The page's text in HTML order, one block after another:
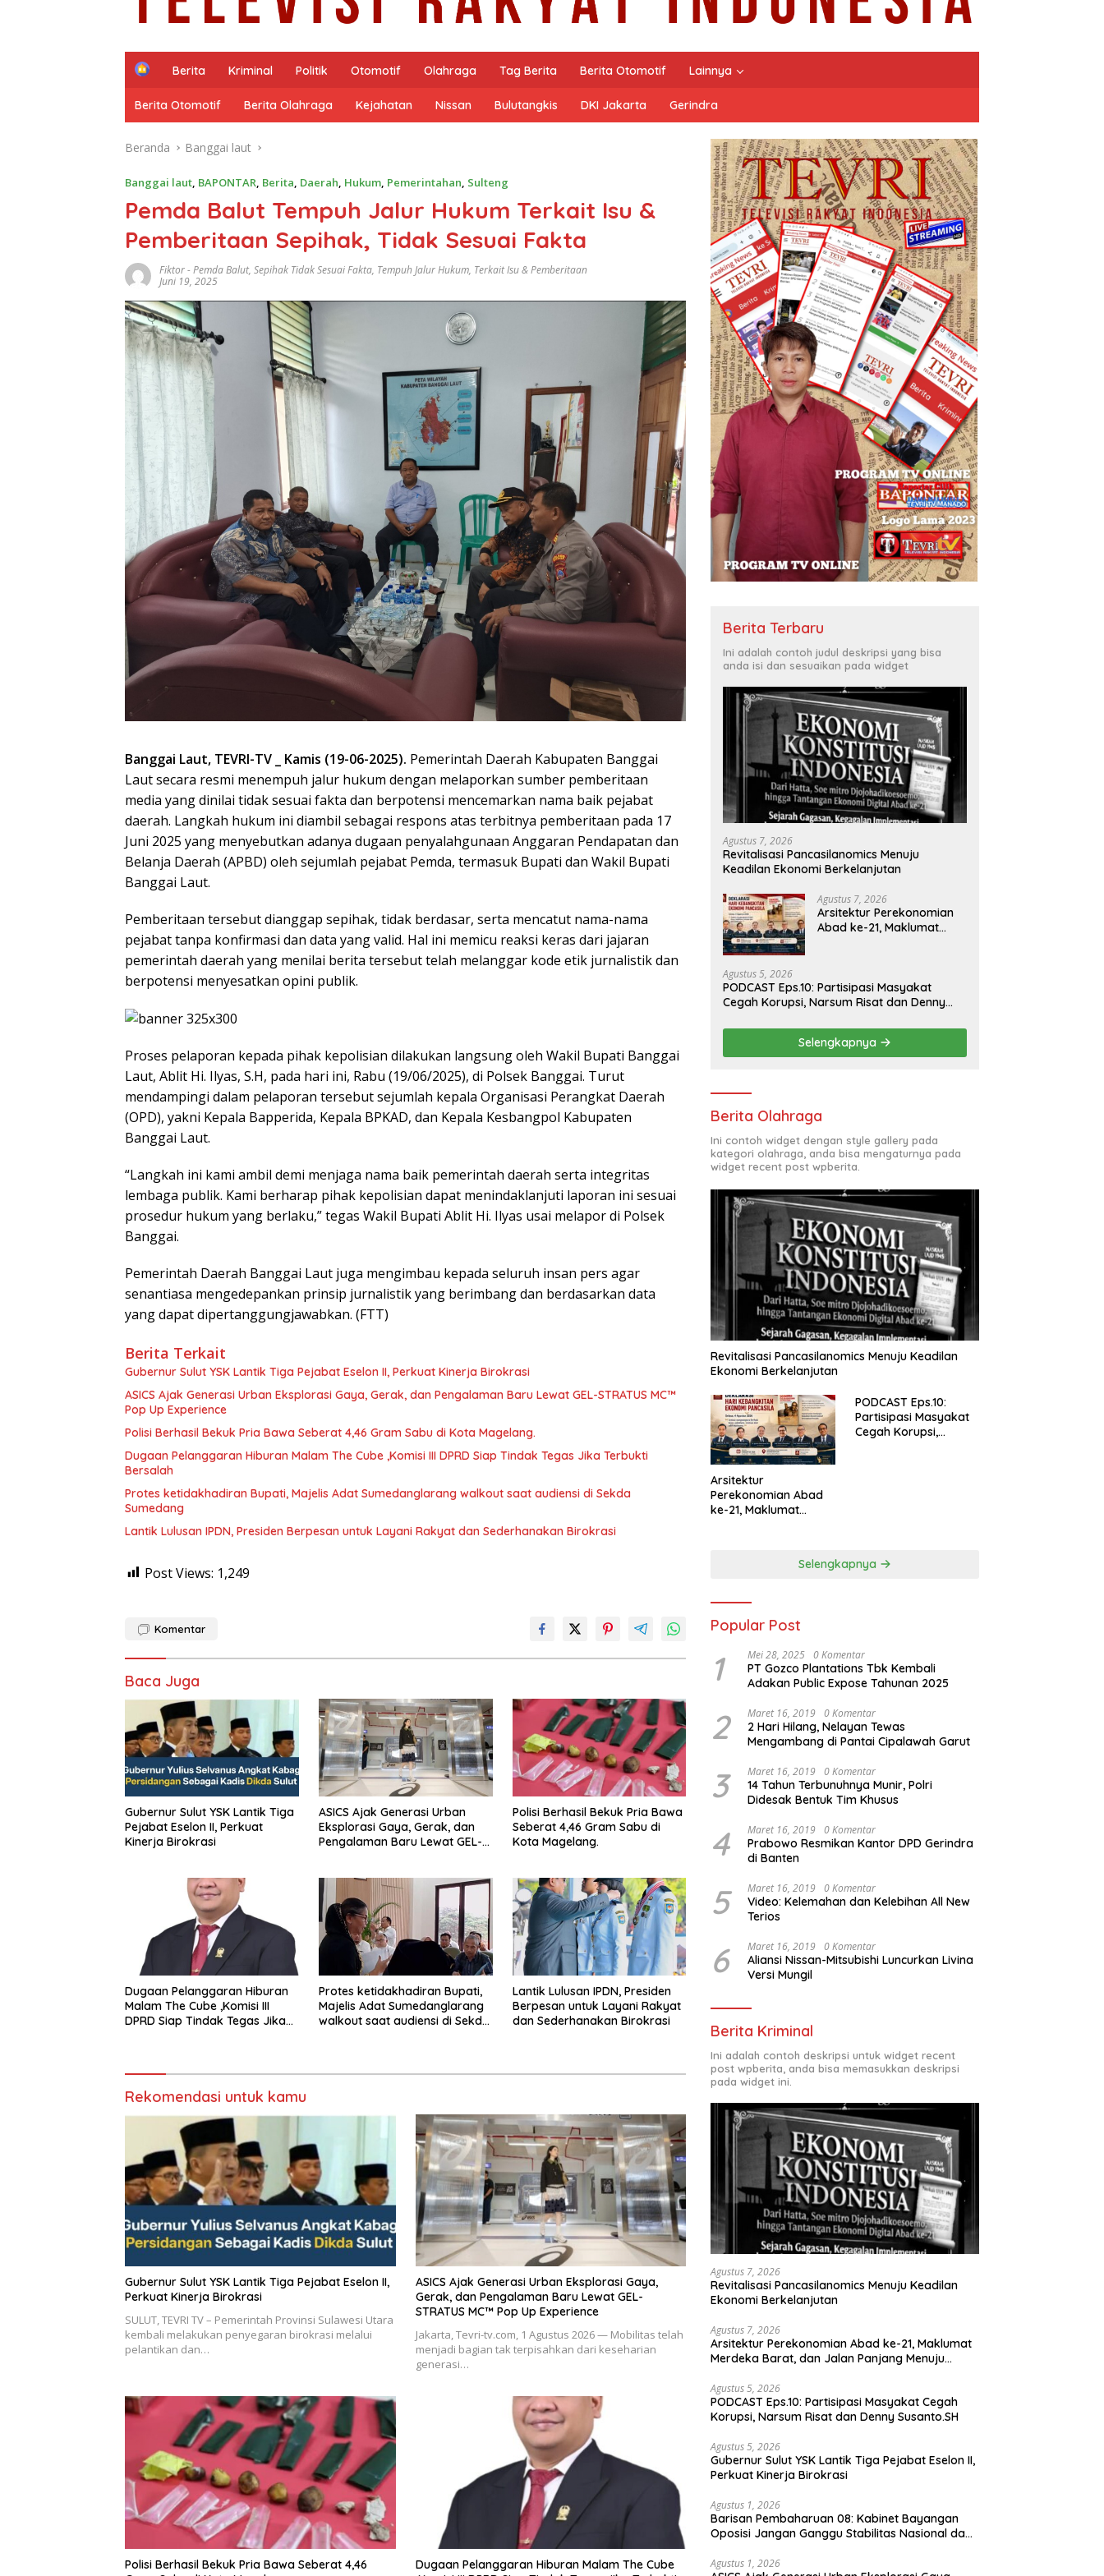
H
m
e
Berita Kriminal Politik Otomotif Olahraga Tag Berita Berita Otomotif Lainnya
Berita Otomotif Berita Olahraga Kejahatan Nissan Bulutangkis DKI Jakarta Gerindra
Beranda Banggai laut
Banggai laut, BAPONTAR, Berita, Daerah, Hukum, Pemerintahan, Sulteng
Pemda Balut Tempuh Jalur Hukum Terkait Isu &
Pemberitaan Sepihak, Tidak Sesuai Fakta
Fiktor-Pemda Balut, Sepihak Tidak Sesuai Fakta, Tempuh Jalur Hukum, Terkait Isu & Pemberitaan
Juni 19, 2025
Banggai Laut, TEVRI-TV _ Kamis (19-06-2025). Pemerintah Daerah Kabupaten Banggai
Laut secara resmi menempuh jalur hukum dengan melaporkan sumber pemberitaan
media yang dinilai tidak sesuai fakta dan berpotensi mencemarkan nama baik pejabat
daerah. Langkah hukum ini diambil sebagai respons atas terbitnya pemberitaan pada 17
Juni 2025 yang menyebutkan adanya dugaan penyalahgunaan Anggaran Pendapatan dan
Belanja Daerah (APBD) oleh sejumlah pejabat Pemda, termasuk Bupati dan Wakil Bupati
Banggai Laut.
Pemberitaan tersebut dianggap sepihak, tidak berdasar, serta mencatut nama-nama
pejabat tanpa konfirmasi dan data yang valid. Hal ini memicu reaksi keras dari jajaran
pemerintah daerah yang menilai berita tersebut telah melanggar kode etik jurnalistik dan
berpotensi menyesatkan opini publik.
Proses pelaporan kepada pihak kepolisian dilakukan langsung oleh Wakil Bupati Banggai
Laut, Ablit Hi. Ilyas, S.H, pada hari ini, Rabu (19/06/2025), di Polsek Banggai. Turut
mendampingi dalam pelaporan tersebut sejumlah kepala Organisasi Perangkat Daerah
(OPD), yakni Kepala Bapperida, Kepala BPKAD, dan Kepala Kesbangpol Kabupaten
Banggai Laut.
“Langkah ini kami ambil demi menjaga nama baik pemerintah daerah serta integritas
lembaga publik. Kami berharap pihak kepolisian dapat menindaklanjuti laporan ini sesuai
prosedur hukum yang berlaku,” tegas Wakil Bupati Ablit Hi. Ilyas usai melapor di Polsek
Banggai.
Pemerintah Daerah Banggai Laut juga mengimbau kepada seluruh insan pers agar
senantiasa mengedepankan prinsip jurnalistik yang berimbang dan berdasarkan data
yang dapat dipertanggungjawabkan. (FTT)
Berita Terkait
Gubernur Sulut YSK Lantik Tiga Pejabat Eselon II, Perkuat Kinerja Birokrasi
ASICS Ajak Generasi Urban Eksplorasi Gaya, Gerak, dan Pengalaman Baru Lewat GEL-STRATUS MC™
Pop Up Experience
Polisi Berhasil Bekuk Pria Bawa Seberat 4,46 Gram Sabu di Kota Magelang.
Dugaan Pelanggaran Hiburan Malam The Cube ,Komisi III DPRD Siap Tindak Tegas Jika Terbukti
Bersalah
Protes ketidakhadiran Bupati, Majelis Adat Sumedanglarang walkout saat audiensi di Sekda
Sumedang
Lantik Lulusan IPDN, Presiden Berpesan untuk Layani Rakyat dan Sederhanakan Birokrasi
Post Views: 1,249
Komentar
Baca Juga
Gubernur Sulut YSK Lantik Tiga
Pejabat Eselon II, Perkuat
Kinerja Birokrasi
ASICS Ajak Generasi Urban
Eksplorasi Gaya, Gerak, dan
Pengalaman Baru Lewat GEL-
Polisi Berhasil Bekuk Pria Bawa
Seberat 4,46 Gram Sabu di
Kota Magelang.
Dugaan Pelanggaran Hiburan
Malam The Cube ,Komisi III
DPRD Siap Tindak Tegas Jika
Protes ketidakhadiran Bupati,
Majelis Adat Sumedanglarang
walkout saat audiensi di Sekda
Lantik Lulusan IPDN, Presiden
Berpesan untuk Layani Rakyat
dan Sederhanakan Birokrasi
Rekomendasi untuk kamu
Gubernur Sulut YSK Lantik Tiga Pejabat Eselon II,
Perkuat Kinerja Birokrasi
SULUT, TEVRI TV – Pemerintah Provinsi Sulawesi Utara
kembali melakukan penyegaran birokrasi melalui
pelantikan dan…
ASICS Ajak Generasi Urban Eksplorasi Gaya,
Gerak, dan Pengalaman Baru Lewat GEL-
STRATUS MC™ Pop Up Experience
Jakarta, Tevri-tv.com, 1 Agustus 2026 — Mobilitas telah
menjadi bagian tak terpisahkan dari keseharian
generasi…
Polisi Berhasil Bekuk Pria Bawa Seberat 4,46
Dugaan Pelanggaran Hiburan Malam The Cube
Berita Terbaru
Ini adalah contoh judul deskripsi yang bisa
anda isi dan sesuaikan pada widget
Agustus 7, 2026
Revitalisasi Pancasilanomics Menuju
Keadilan Ekonomi Berkelanjutan
Agustus 7, 2026
Arsitektur Perekonomian
Abad ke-21, Maklumat
Agustus 5, 2026
PODCAST Eps.10: Partisipasi Masyakat
Cegah Korupsi, Narsum Risat dan Denny
Selengkapnya
Berita Olahraga
Ini contoh widget dengan style gallery pada
kategori olahraga, anda bisa mengaturnya pada
widget recent post wpberita.
Revitalisasi Pancasilanomics Menuju Keadilan
Ekonomi Berkelanjutan
Arsitektur
Perekonomian Abad
ke-21, Maklumat
PODCAST Eps.10:
Partisipasi Masyakat
Cegah Korupsi,
Selengkapnya
Popular Post
1 Mei 28, 2025 0 Komentar
PT Gozco Plantations Tbk Kembali
Adakan Public Expose Tahunan 2025
2 Maret 16, 2019 0 Komentar
2 Hari Hilang, Nelayan Tewas
Mengambang di Pantai Cipalawah Garut
3 Maret 16, 2019 0 Komentar
14 Tahun Terbunuhnya Munir, Polri
Didesak Bentuk Tim Khusus
4 Maret 16, 2019 0 Komentar
Prabowo Resmikan Kantor DPD Gerindra
di Banten
5 Maret 16, 2019 0 Komentar
Video: Kelemahan dan Kelebihan All New
Terios
6 Maret 16, 2019 0 Komentar
Aliansi Nissan-Mitsubishi Luncurkan Livina
Versi Mungil
Berita Kriminal
Ini adalah contoh deskripsi untuk widget recent
post wpberita, anda bisa memasukkan deskripsi
pada widget ini.
Agustus 7, 2026
Revitalisasi Pancasilanomics Menuju Keadilan
Ekonomi Berkelanjutan
Agustus 7, 2026
Arsitektur Perekonomian Abad ke-21, Maklumat
Merdeka Barat, dan Jalan Panjang Menuju
Agustus 5, 2026
PODCAST Eps.10: Partisipasi Masyakat Cegah
Korupsi, Narsum Risat dan Denny Susanto.SH
Agustus 5, 2026
Gubernur Sulut YSK Lantik Tiga Pejabat Eselon II,
Perkuat Kinerja Birokrasi
Agustus 1, 2026
Barisan Pembaharuan 08: Kabinet Bayangan
Oposisi Jangan Ganggu Stabilitas Nasional dan
Agustus 1, 2026